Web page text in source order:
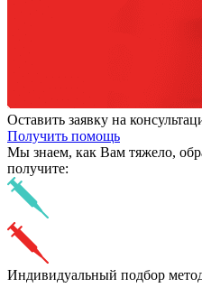
Оставить заявку на
Получить помощь
Мы знаем, как Вам тяжело,
получите:
Индивидуальный подбор